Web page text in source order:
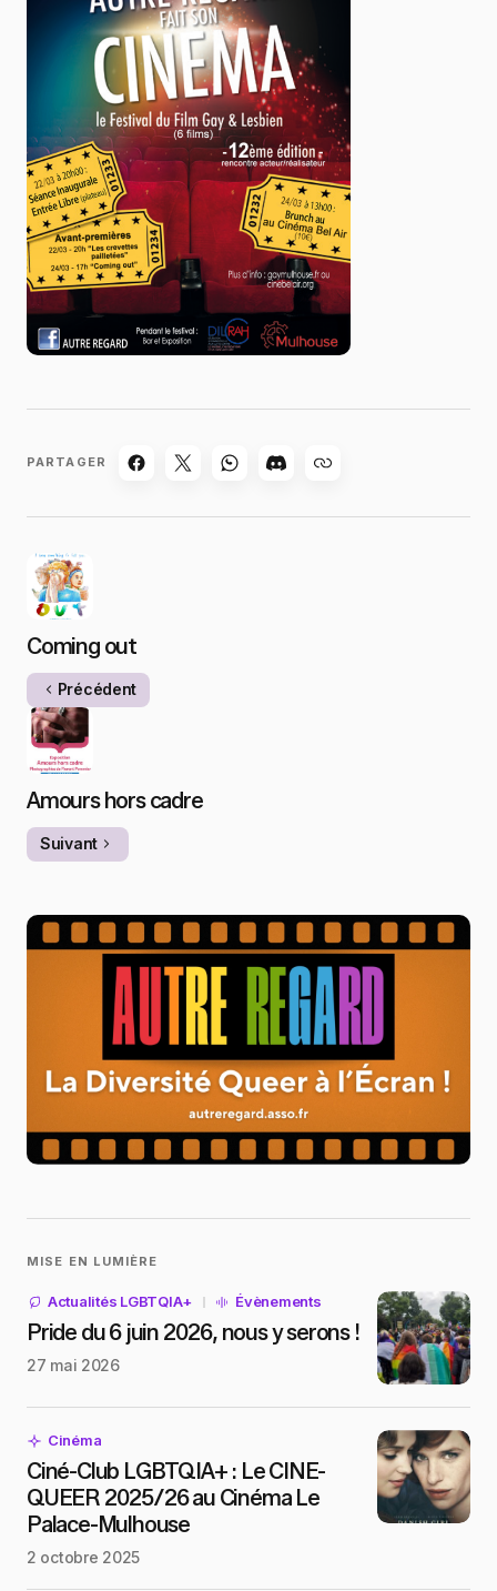
PARTAGER
Coming out
Précédent
Amours hors cadre
Suivant
MISE EN LUMIÈRE
Actualités LGBTQIA+ Évènements
Pride du 6 juin 2026, nous y serons !
27 mai 2026
Cinéma
Ciné-Club LGBTQIA+ : Le CINE-
QUEER 2025/26 au Cinéma Le
Palace-Mulhouse
2 octobre 2025